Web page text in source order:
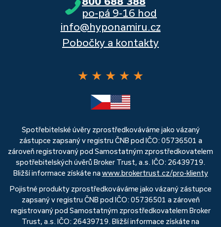
po-pá 9-16 hod
info@hyponamiru.cz
Pobočky a kontakty
★ ★ ★ ★ ★
Spotřebitelské úvěry zprostředkováváme jako vázaný
zástupce zapsaný v registru ČNB pod IČO: 05736501 a
zároveň registrovaný pod Samostatným zprostředkovatelem
spotřebitelských úvěrů Broker Trust, a.s. IČO: 26439719.
Bližší informace získáte na www.brokertrust.cz/pro-klienty
Pojistné produkty zprostředkováváme jako vázaný zástupce
zapsaný v registru ČNB pod IČO: 05736501 a zároveň
registrovaný pod Samostatným zprostředkovatelem Broker
Trust, a.s. IČO: 26439719. Bližší informace získáte na